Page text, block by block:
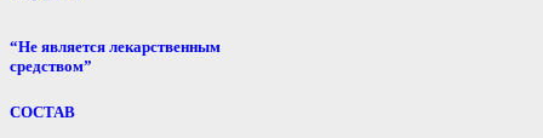
“Не является лекарственным
средством”
СОСТАВ